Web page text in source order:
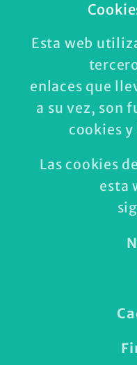
Esta web
enlaces que
a su vez, son
cookies y
Las cookies
esta